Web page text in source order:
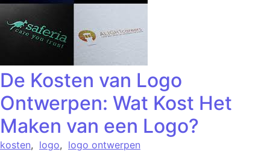
De Kosten van Logo
Ontwerpen: Wat Kost Het
Maken van een Logo?
kosten, logo, logo ontwerpen